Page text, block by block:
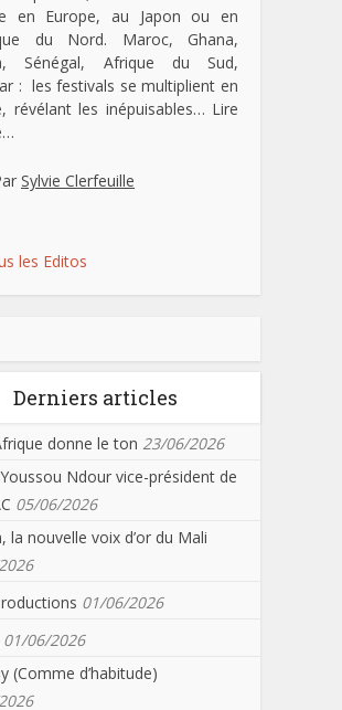
en Europe, au Japon ou en
du Nord. Maroc, Ghana,
Sénégal, Afrique du Sud,
: les festivals se multiplient en
révélant les inépuisables… Lire
Sylvie Clerfeuille
les Editos
Derniers articles
donne le ton 23/06/2026
Ndour vice-président de
05/06/2026
la nouvelle voix d’or du Mali
01/06/2026
01/06/2026
(Comme d’habitude)